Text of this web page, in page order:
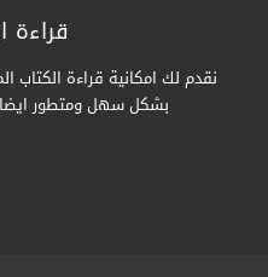
قراءة
نقدم لك امكانية قراءة
بشكل سهل ومتطور ايضا